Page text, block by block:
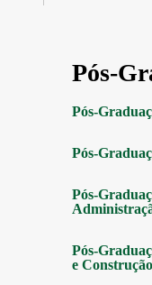
Pós-
Pós-
Pós-
Pós-
Pós-
e Construção